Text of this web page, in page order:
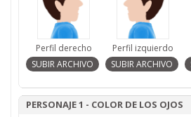
Perfil derecho Perfil izquierdo
PERSONAJE 1 - COLOR DE LOS OJOS